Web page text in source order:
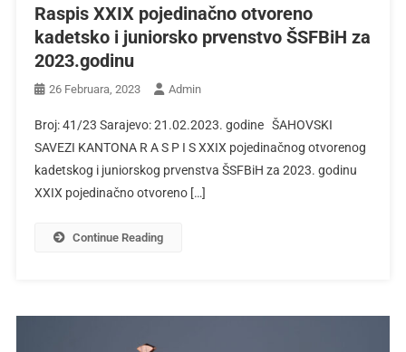
Raspis XXIX pojedinačno otvoreno
kadetsko i juniorsko prvenstvo ŠSFBiH za
2023.godinu
26 Februara, 2023 Admin
Broj: 41/23 Sarajevo: 21.02.2023. godine ŠAHOVSKI
SAVEZI KANTONA R A S P I S XXIX pojedinačnog otvorenog
kadetskog i juniorskog prvenstva ŠSFBiH za 2023. godinu
XXIX pojedinačno otvoreno […]
Continue Reading